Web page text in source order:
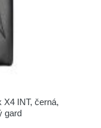
X4 INT, černá,
gard